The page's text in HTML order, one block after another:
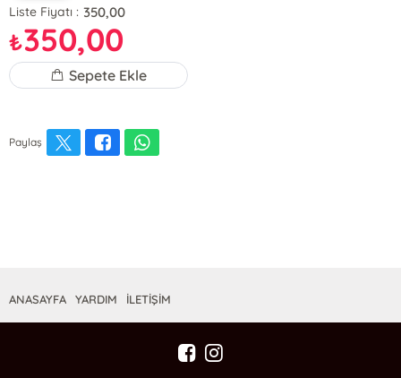
Liste Fiyatı : 350,00
₺350,00
Sepete Ekle
Paylaş
ANASAYFA YARDIM İLETİŞİM